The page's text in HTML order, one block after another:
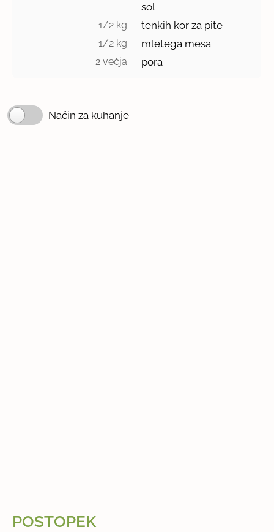
sol
1/2 kg tenkih kor za pite
1/2 kg mletega mesa
2 večja pora
Način za kuhanje
POSTOPEK